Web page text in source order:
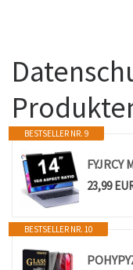
BESTSELLER NR. 9
23,99
BESTSELLER NR. 10